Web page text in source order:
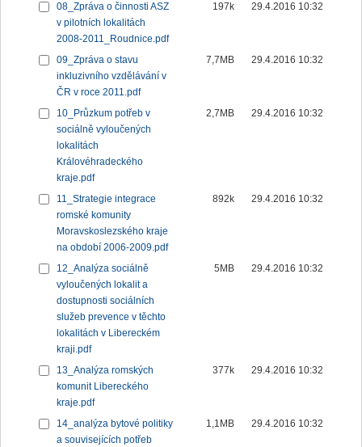
08_Zpráva o činnosti ASZ
v pilotních lokalitách
2008-2011_Roudnice.pdf
197k 29.4.2016 10:32
09_Zpráva o stavu
inkluzivního vzdělávání v
ČR v roce 2011.pdf
7,7MB 29.4.2016 10:32
10_Průzkum potřeb v
sociálně vyloučených
lokalitách
Královéhradeckého
kraje.pdf
2,7MB 29.4.2016 10:32
11_Strategie integrace
romské komunity
Moravskoslezského kraje
na období 2006-2009.pdf
892k 29.4.2016 10:32
12_Analýza sociálně
vyloučených lokalit a
dostupnosti sociálních
služeb prevence v těchto
lokalitách v Libereckém
kraji.pdf
5MB 29.4.2016 10:32
13_Analýza romských
komunit Libereckého
kraje.pdf
377k 29.4.2016 10:32
14_analýza bytové politiky
a souvisejících potřeb
1,1MB 29.4.2016 10:32